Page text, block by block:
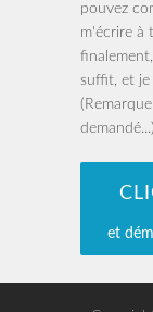
pouvez
m'écrire à
suffit, et je
demandé...)
et